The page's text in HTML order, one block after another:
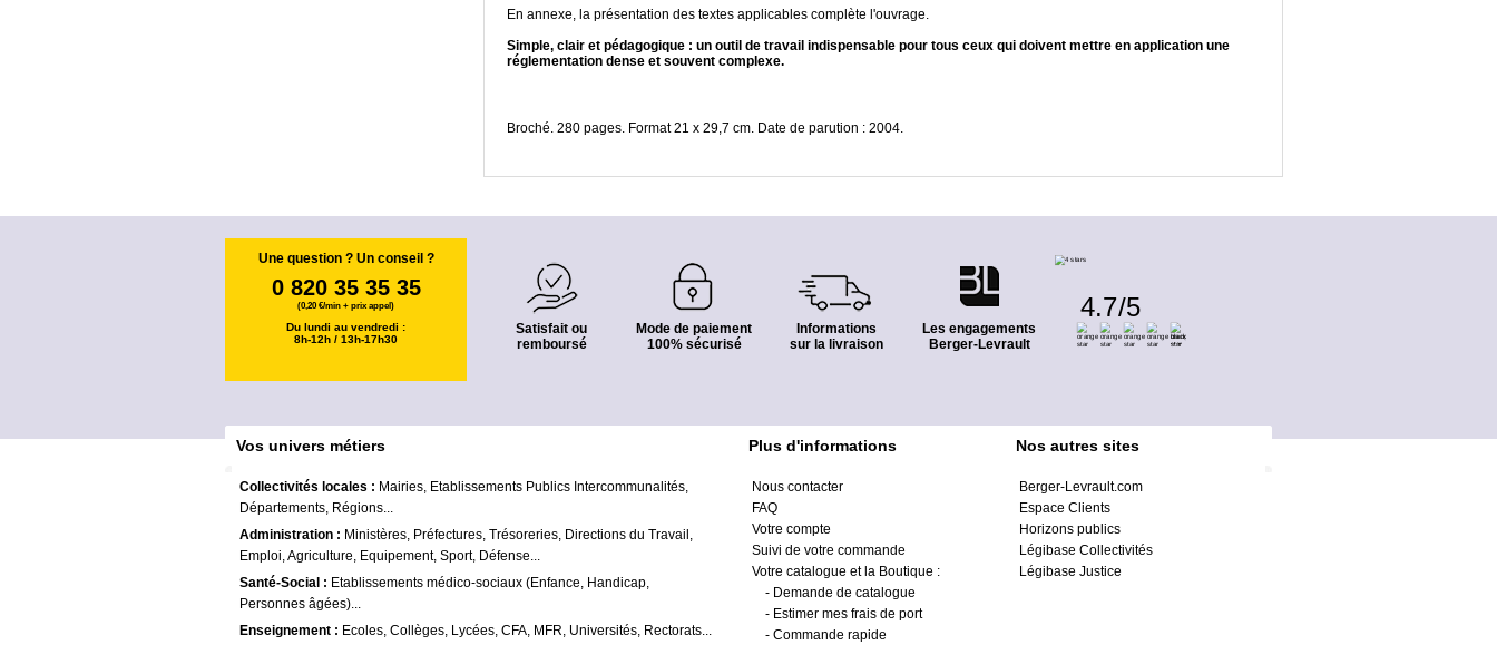
En annexe, la présentation des textes applicables complète l'ouvrage.
Simple, clair et pédagogique : un outil de travail indispensable pour tous ceux qui doivent mettre en application une
réglementation dense et souvent complexe.
Broché. 280 pages. Format 21 x 29,7 cm. Date de parution : 2004.
Une question ? Un conseil ?
0 820 35 35 35
(0,20 €/min + prix appel)
Du lundi au vendredi :
8h-12h / 13h-17h30
Satisfait ou
remboursé
Mode de paiement
100% sécurisé
Informations
sur la livraison
Les engagements
Berger-Levrault
4.7/5
Vos univers métiers
Collectivités locales : Mairies, Etablissements Publics Intercommunalités,
Départements, Régions...
Administration : Ministères, Préfectures, Trésoreries, Directions du Travail,
Emploi, Agriculture, Equipement, Sport, Défense...
Santé-Social : Etablissements médico-sociaux (Enfance, Handicap,
Personnes âgées)...
Enseignement : Ecoles, Collèges, Lycées, CFA, MFR, Universités, Rectorats...
Plus d'informations
Nous contacter
FAQ
Votre compte
Suivi de votre commande
Votre catalogue et la Boutique :
- Demande de catalogue
- Estimer mes frais de port
- Commande rapide
Nos autres sites
Berger-Levrault.com
Espace Clients
Horizons publics
Légibase Collectivités
Légibase Justice